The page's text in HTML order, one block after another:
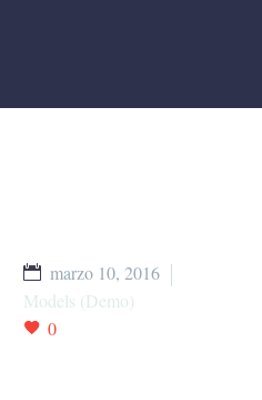
marzo 10, 2016
Models (Demo)
0